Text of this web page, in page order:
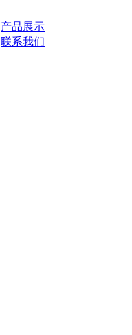
产品展示
联系我们